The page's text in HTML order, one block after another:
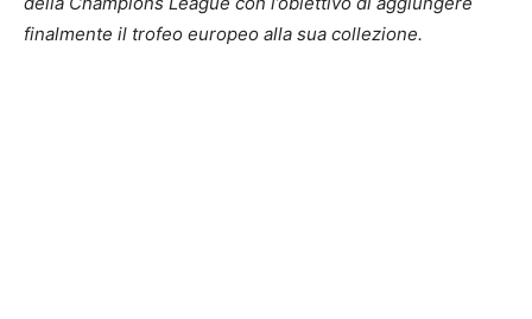
finalmente il trofeo europeo alla sua collezione.